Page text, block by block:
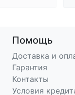
Помощь
Доставка и
Гарантия
Контакты
Условия